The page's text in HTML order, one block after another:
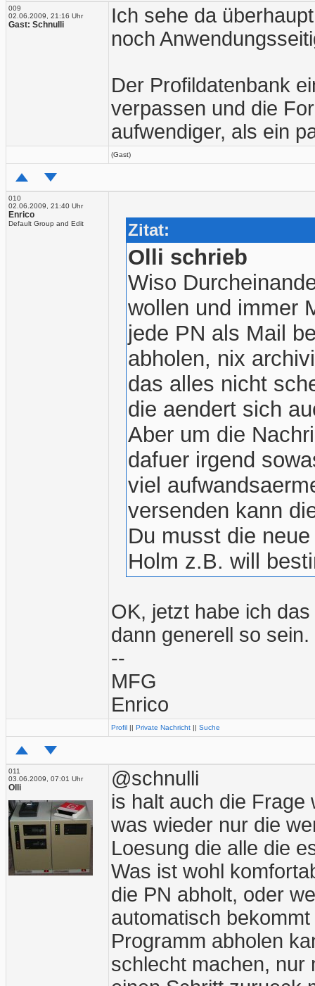
009
02.06.2009, 21:16 Uhr
Gast: Schnulli
Ich sehe da
noch
Der Profildatenbank
verpassen und die
aufwendiger, als ein
(Gast)
010
02.06.2009, 21:40 Uhr
Enrico
Default Group and Edit Zitat:
Olli schrieb
Wiso
wollen und immer
jede PN als Mail
abholen, nix
das alles nicht
die aendert sich
Aber um die
dafuer irgend
viel
versenden kann
Du musst die
Holm z.B. will
OK, jetzt habe ich
dann generell so sein.
--
MFG
Enrico
Profil || Private Nachricht || Suche
011
03.06.2009, 07:01 Uhr
Olli
@schnulli
is halt auch die Frage
was wieder nur die
Loesung die alle die
Was ist wohl
die PN abholt, oder
automatisch
Programm abholen
schlecht machen, nur